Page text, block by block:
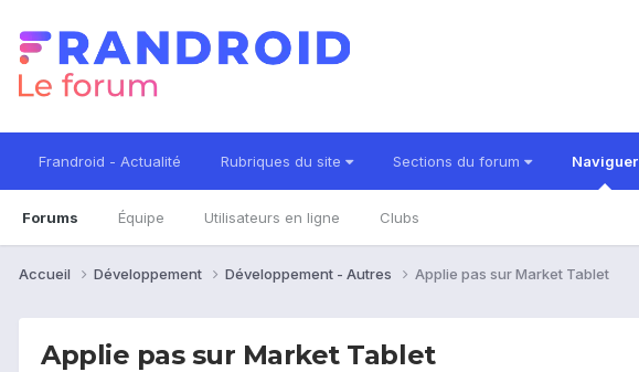
Frandroid - Actualité Rubriques du site Sections du forum Naviguer
Forums Équipe Utilisateurs en ligne Clubs
Accueil Développement Développement - Autres Applie pas sur Market Tablet
Applie pas sur Market Tablet